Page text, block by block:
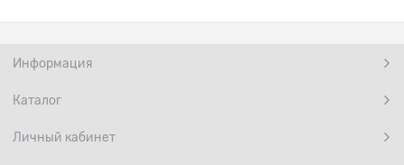
Информация
Каталог
Личный кабинет